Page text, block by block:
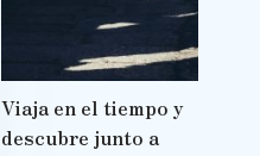
Viaja en el tiempo y
descubre junto a